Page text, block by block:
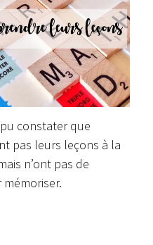
pu constater que
pas leurs leçons à la
n’ont pas de